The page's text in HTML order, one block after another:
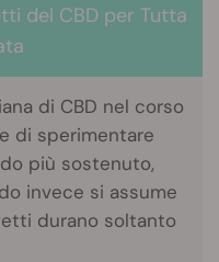
del CBD per Tutta
di CBD nel corso
di sperimentare
più sostenuto,
invece si assume
durano soltanto